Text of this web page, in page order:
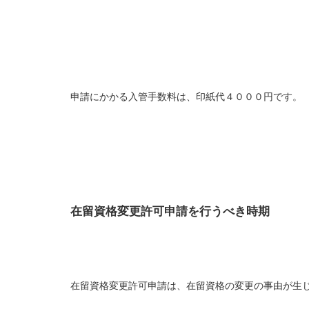
申請にかかる入管手数料は、印紙代４０００円です。
在留資格変更許可申請を行うべき時期
在留資格変更許可申請は、在留資格の変更の事由が生